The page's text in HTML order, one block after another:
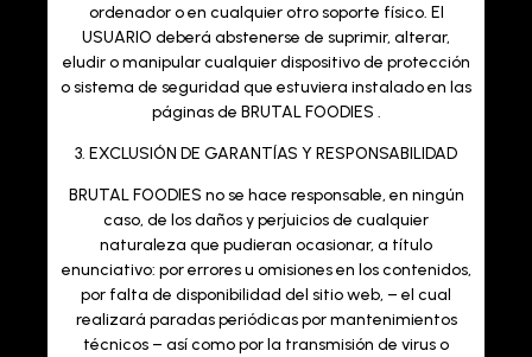
ordenador o en cualquier otro soporte físico. El
USUARIO deberá abstenerse de suprimir, alterar,
eludir o manipular cualquier dispositivo de protección
o sistema de seguridad que estuviera instalado en las
páginas de BRUTAL FOODIES .
3. EXCLUSIÓN DE GARANTÍAS Y RESPONSABILIDAD
BRUTAL FOODIES no se hace responsable, en ningún
caso, de los daños y perjuicios de cualquier
naturaleza que pudieran ocasionar, a título
enunciativo: por errores u omisiones en los contenidos,
por falta de disponibilidad del sitio web, – el cual
realizará paradas periódicas por mantenimientos
técnicos – así como por la transmisión de virus o